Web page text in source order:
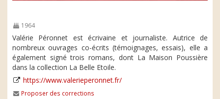
1964
Valérie Péronnet est écrivaine et journaliste. Autrice de
nombreux ouvrages co-écrits (témoignages, essais), elle a
également signé trois romans, dont La Maison Poussière
dans la collection La Belle Etoile.
https://www.valerieperonnet.fr/
Proposer des corrections